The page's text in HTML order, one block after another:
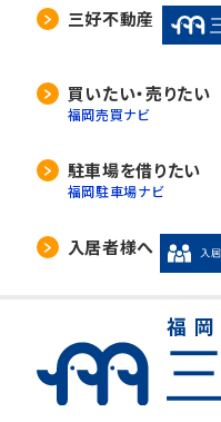
三好不動産
買いたい・売りたい
福岡売買ナビ
駐車場を借りたい
福岡駐車場ナビ
入居者様へ